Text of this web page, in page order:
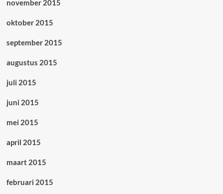
november 2015
oktober 2015
september 2015
augustus 2015
juli 2015
juni 2015
mei 2015
april 2015
maart 2015
februari 2015